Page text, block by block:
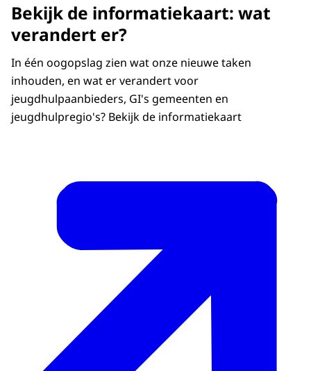
Bekijk de informatiekaart: wat
verandert er?
In één oogopslag zien wat onze nieuwe taken
inhouden, en wat er verandert voor
jeugdhulpaanbieders, GI's gemeenten en
jeugdhulpregio's? Bekijk de informatiekaart